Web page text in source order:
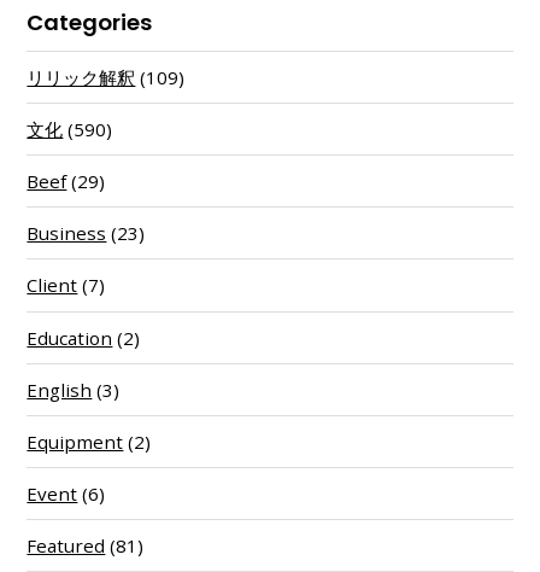
Categories
リリック解釈 (109)
文化 (590)
Beef(29)
Business (23)
Client (7)
Education (2)
English (3)
Equipment (2)
Event (6)
Featured (81)